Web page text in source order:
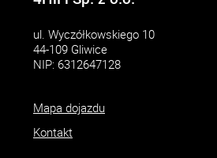
ul. Wyczółkowskiego 10
44-109 Gliwice
NIP: 6312647128
Mapa dojazdu
Kontakt